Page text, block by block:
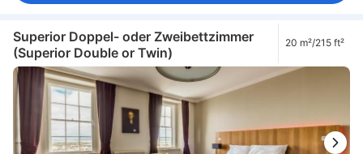
Superior Doppel- oder Zweibettzimmer
(Superior Double or Twin)
20 m²/215 ft²